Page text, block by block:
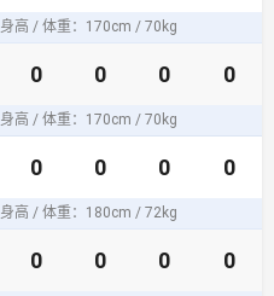
身高 / 体重：170cm / 70kg
0 0 0 0
身高 / 体重：170cm / 70kg
0 0 0 0
身高 / 体重：180cm / 72kg
0 0 0 0